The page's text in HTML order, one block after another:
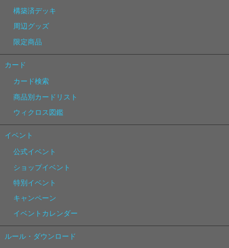
構築済デッキ
周辺グッズ
限定商品
カード
カード検索
商品別カードリスト
ウィクロス図鑑
イベント
公式イベント
ショップイベント
特別イベント
キャンペーン
イベントカレンダー
ルール・ダウンロード